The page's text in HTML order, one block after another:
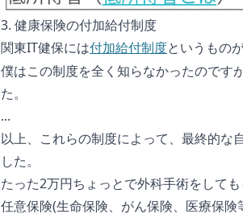
3. 健康保険の付加給付制度
関東IT健保には付加給付制度というものが
僕はこの制度を全く知らなかったのです
た。
...
以上、これらの制度によって、最終的な
した。
たった2万円ちょっとで外科手術をして
任意保険(生命保険、がん保険、医療保険